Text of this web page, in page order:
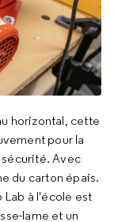
horizontal, cette
pour la
Avec
du carton épais.
Lab à l'école est
lame et un